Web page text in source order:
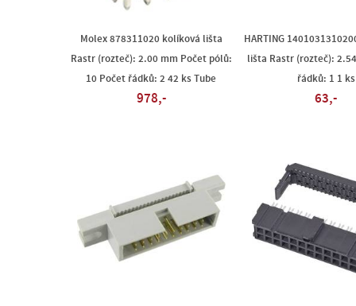
Molex 878311020 kolíková lišta
Rastr (rozteč): 2.00 mm Počet pólů:
10 Počet řádků: 2 42 ks Tube
978,-
HARTING
lišta Rastr (rozteč):
řádků: 1 1 ks
63,-